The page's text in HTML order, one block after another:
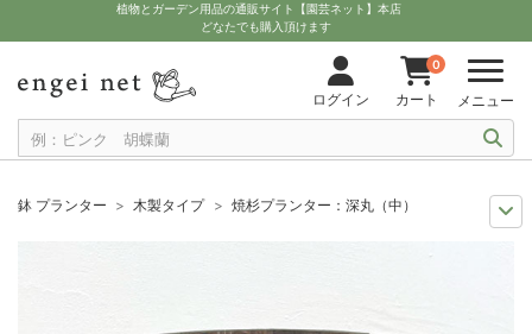
植物とガーデン用品の通販サイト【園芸ネット】本店
どなたでも購入頂けます
ログイン
0
カート メニュー
鉢 プランター 木製タイプ
焼杉プランター：深丸（中）